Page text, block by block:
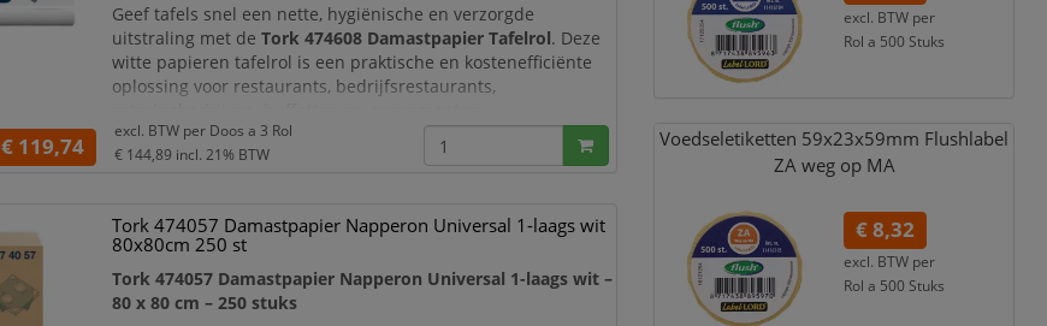
Geef tafels snel een nette, hygiënische en verzorgde
uitstraling met deTork 474608 Damastpapier Tafelrol. Deze
witte papieren tafelrol is een praktische en kostenefficiënte
oplossing voor restaurants, bedrijfsrestaurants,
Iedere rol is100 cm breed 100 meter tafelpapier. U
snijdt het papier eenvoudig
€ 119,74
excl. BTW per Doos a 3 Rol
€ 144,89 incl. 21% BTW
Tork 474057 Damastpapier Napperon Universal 1-laags wit
80x80cm 250 st
Tork 474057 Damastpapier Napperon Universal 1-laags wit –
80 x 80 cm – 250 stuks
excl. BTW per
Rol a 500 Stuks
Voedseletiketten 59x23x59mm Flushlabel
ZA weg op MA
€ 8,32
excl. BTW per
Rol a 500 Stuks